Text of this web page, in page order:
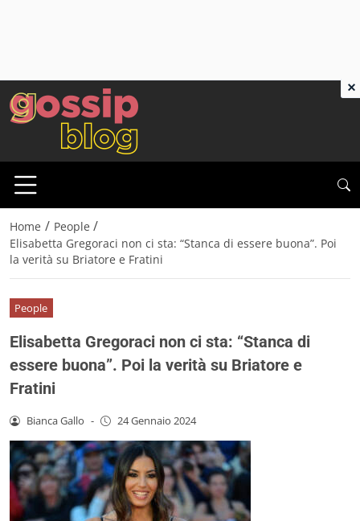
Home / People /
Elisabetta Gregoraci non ci sta: “Stanca di essere buona”. Poi
la verità su Briatore e Fratini
People
Elisabetta Gregoraci non ci sta: “Stanca di
essere buona”. Poi la verità su Briatore e
Fratini
Bianca Gallo - 24 Gennaio 2024
×